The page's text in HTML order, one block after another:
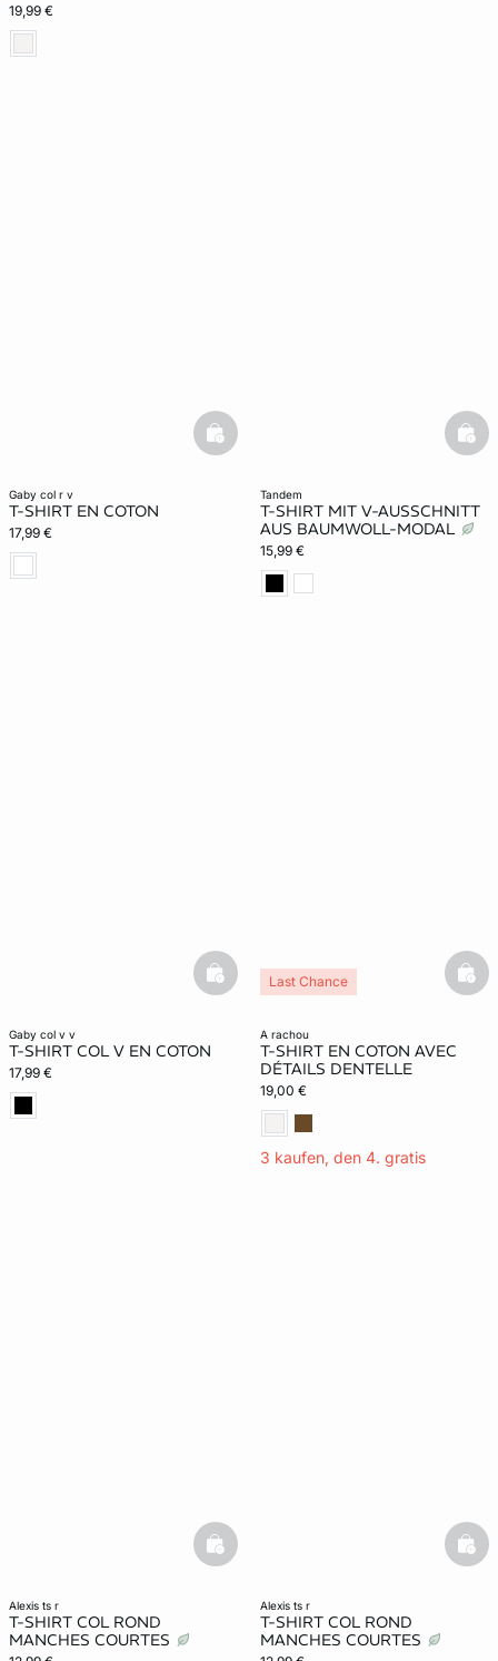
19,99 €
gaby col r v
T-SHIRT EN COTON
17,99 €
basketfull
tandem
T-SHIRT MIT V-AUSSCHNITT
AUS BAUMWOLL-MODAL
15,99 €
gaby col v v
T-SHIRT COL V EN COTON
17,99 €
basketfull
a rachou
T-SHIRT EN COTON AVEC
DÉTAILS DENTELLE
19,00 €
3 kaufen, den 4. gratis
Last Chance
alexis ts r
T-SHIRT COL ROND
MANCHES COURTES
basketfull
alexis ts r
T-SHIRT COL ROND
MANCHES COURTES